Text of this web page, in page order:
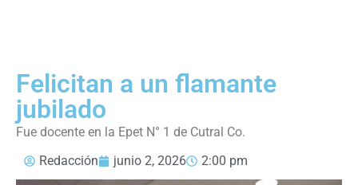
Felicitan a un flamante
jubilado
Fue docente en la Epet N° 1 de Cutral Co.
Redacción
junio 2, 2026 2:00 pm